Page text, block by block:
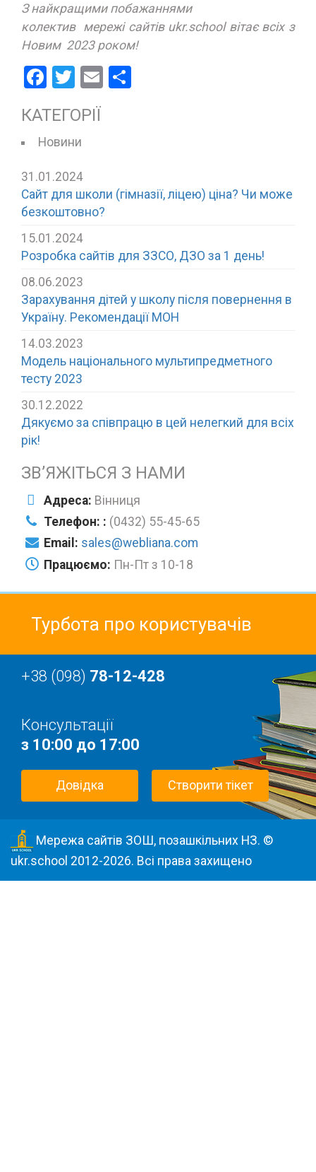
З найкращими побажаннями
колектив мережі сайтів ukr.school вітає всіх з
Новим 2023 роком!
Facebook
Twitter
Email
КАТЕГОРІЇ
Новини
31.01.2024
Сайт для школи (гімназії, ліцею) ціна? Чи може
безкоштовно?
15.01.2024
Розробка сайтів для ЗЗСО, ДЗО за 1 день!
08.06.2023
Зарахування дітей у школу після повернення в
Україну. Рекомендації МОН
14.03.2023
Модель національного мультипредметного
тесту 2023
30.12.2022
Дякуємо за співпрацю в цей нелегкий для всіх
рік!
ЗВ’ЯЖІТЬСЯ З НАМИ
Адреса: Вінниця
Телефон: : (0432) 55-45-65
Email: sales@webliana.com
Працюємо: Пн-Пт з 10-18
Турбота про користувачів
+38 (098) 78-12-428
Консультації
з 10:00 до 17:00
Довідка Створити тікет
Мережа сайтів ЗОШ, позашкільних НЗ. ©
ukr.school 2012-2026. Всі права захищено